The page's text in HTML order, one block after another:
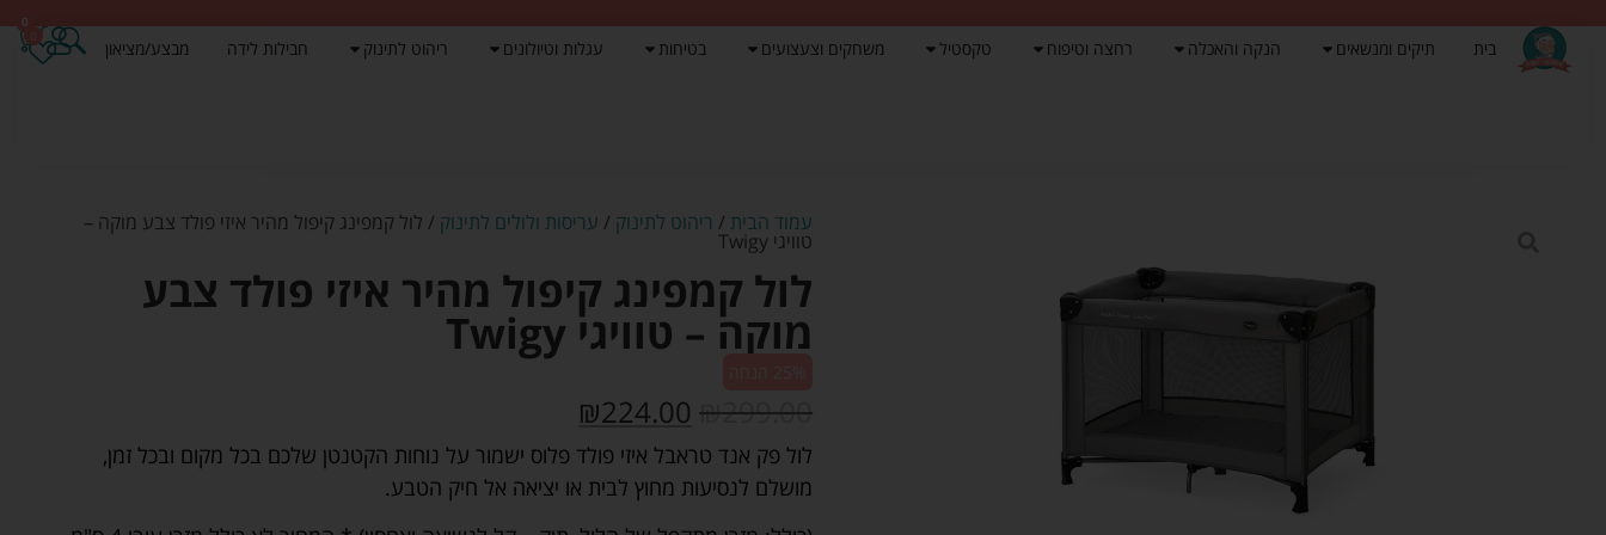
בית תיקים ומנשאים הנקה והאכלה רחצה וטיפוח טקסטיל משחקים וצעצועים בטיחות עגלות וטיולונים ריהוט לתינוק חבילות לידה מבצע/מציאון
0
עמוד הבית / ריהוט לתינוק / עריסות ולולים לתינוק / לול קמפינג קיפול מהיר איזי פולד צבע מוקה –
טוויגי Twigy
לול קמפינג קיפול מהיר איזי פולד צבע
מוקה – טוויגי Twigy
₪299.00
₪224.00
לול פק אנד טראבל איזי פולד פלוס ישמור על נוחות הקטנטן שלכם בכל מקום ובכל זמן,
מושלם לנסיעות מחוץ לבית או יציאה אל חיק הטבע.